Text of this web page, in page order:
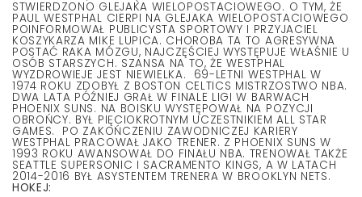
STWIERDZONO GLEJAKA WIELOPOSTACIOWEGO. O TYM, ŻE
PAUL WESTPHAL CIERPI NA GLEJAKA WIELOPOSTACIOWEGO
POINFORMOWAŁ PUBLICYSTA SPORTOWY I PRZYJACIEL
KOSZYKARZA MIKE LUPICA. CHOROBA TA TO AGRESYWNA
POSTAĆ RAKA MÓZGU, NAJCZĘŚCIEJ WYSTĘPUJE WŁAŚNIE U
OSÓB STARSZYCH. SZANSA NA TO, ŻE WESTPHAL
WYZDROWIEJE JEST NIEWIELKA. 69-LETNI WESTPHAL W
1974 ROKU ZDOBYŁ Z BOSTON CELTICS MISTRZOSTWO NBA.
DWA LATA PÓŹNIEJ GRAŁ W FINALE LIGI W BARWACH
PHOENIX SUNS. NA BOISKU WYSTĘPOWAŁ NA POZYCJI
OBROŃCY. BYŁ PIĘCIOKROTNYM UCZESTNIKIEM ALL STAR
GAMES. PO ZAKOŃCZENIU ZAWODNICZEJ KARIERY
WESTPHAL PRACOWAŁ JAKO TRENER. Z PHOENIX SUNS W
1993 ROKU AWANSOWAŁ DO FINAŁU NBA. TRENOWAŁ TAKŻE
SEATTLE SUPERSONIC I SACRAMENTO KINGS, A W LATACH
2014-2016 BYŁ ASYSTENTEM TRENERA W BROOKLYN NETS.
HOKEJ: